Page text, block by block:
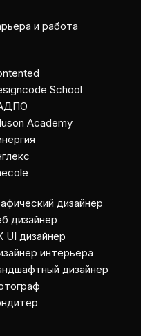
и работа
School
Academy
дизайнер
дизайнер
UI дизайнер
интерьера
дизайнер